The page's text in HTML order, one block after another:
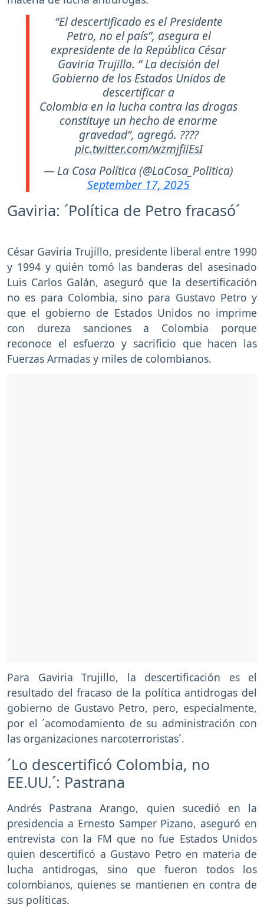
“El descertificado es el Presidente
Petro, no el país”, asegura el
expresidente de la República César
Gaviria Trujillo. “ La decisión del
Gobierno de los Estados Unidos de
descertificar a
Colombia en la lucha contra las drogas
constituye un hecho de enorme
gravedad”, agregó. ????
pic.twitter.com/wzmjfiiEsI
— La Cosa Política (@LaCosa_Politica)
September 17, 2025
Gaviria: ´Política de Petro fracasó´
César Gaviria Trujillo, presidente liberal entre 1990
y 1994 y quién tomó las banderas del asesinado
Luis Carlos Galán, aseguró que la desertificación
no es para Colombia, sino para Gustavo Petro y
que el gobierno de Estados Unidos no imprime
con dureza sanciones a Colombia porque
reconoce el esfuerzo y sacrificio que hacen las
Fuerzas Armadas y miles de colombianos.
Para Gaviria Trujillo, la descertificación es el
resultado del fracaso de la política antidrogas del
gobierno de Gustavo Petro, pero, especialmente,
por el ´acomodamiento de su administración con
las organizaciones narcoterroristas´.
´Lo descertificó Colombia, no
EE.UU.´: Pastrana
Andrés Pastrana Arango, quien sucedió en la
presidencia a Ernesto Samper Pizano, aseguró en
entrevista con la FM que no fue Estados Unidos
quien descertificó a Gustavo Petro en materia de
lucha antidrogas, sino que fueron todos los
colombianos, quienes se mantienen en contra de
sus políticas.